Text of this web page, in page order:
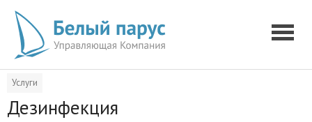
Услуги
Дезинфекция